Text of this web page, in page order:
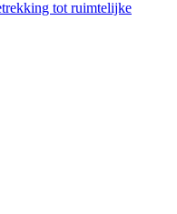
tot ruimtelijke